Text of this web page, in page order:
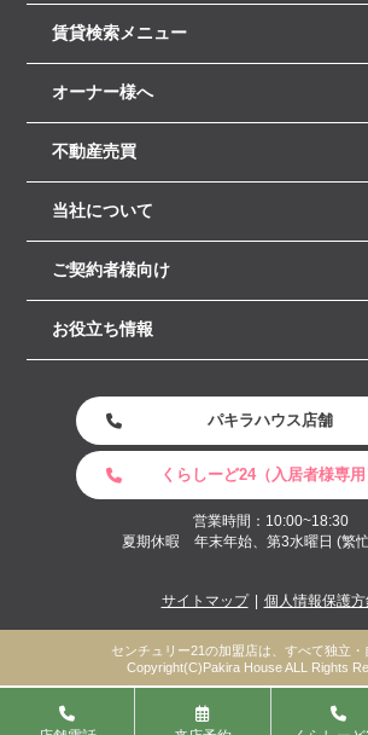
賃貸検索メニュー
オーナー様へ
不動産売買
当社について
ご契約者様向け
お役立ち情報
パキラハウス店舗
くらしーど24（入居者様専用
営業時間：10:00~18:30
夏期休暇 年末年始、第3水曜日 (繁
サイトマップ 個人情報保護方
センチュリー21の加盟店は、すべて独立・
Copyright(C)Pakira House ALL Rights